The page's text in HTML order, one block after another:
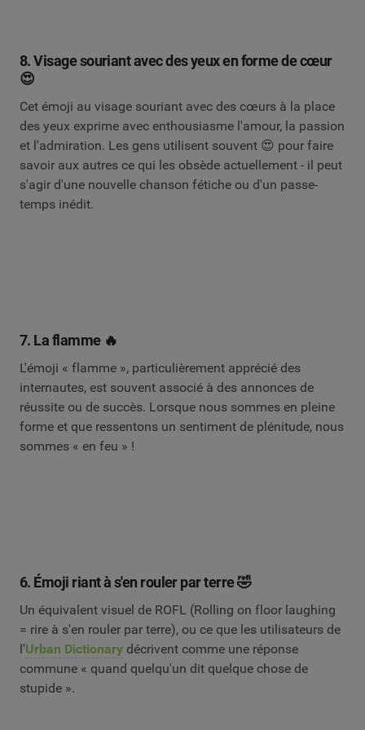
8. Visage souriant avec des yeux en forme de cœur
😍
Cet émoji au visage souriant avec des cœurs à la place
des yeux exprime avec enthousiasme l'amour, la passion
et l'admiration. Les gens utilisent souvent 😍 pour faire
savoir aux autres ce qui les obsède actuellement - il peut
s'agir d'une nouvelle chanson fétiche ou d'un passe-
temps inédit.
7. La flamme 🔥
L'émoji « flamme », particulièrement apprécié des
internautes, est souvent associé à des annonces de
réussite ou de succès. Lorsque nous sommes en pleine
forme et que ressentons un sentiment de plénitude, nous
sommes « en feu » !
6. Émoji riant à s'en rouler par terre 🤣
Un équivalent visuel de ROFL (Rolling on floor laughing
= rire à s'en rouler par terre), ou ce que les utilisateurs de
l'Urban Dictionary décrivent comme une réponse
commune « quand quelqu'un dit quelque chose de
stupide ».